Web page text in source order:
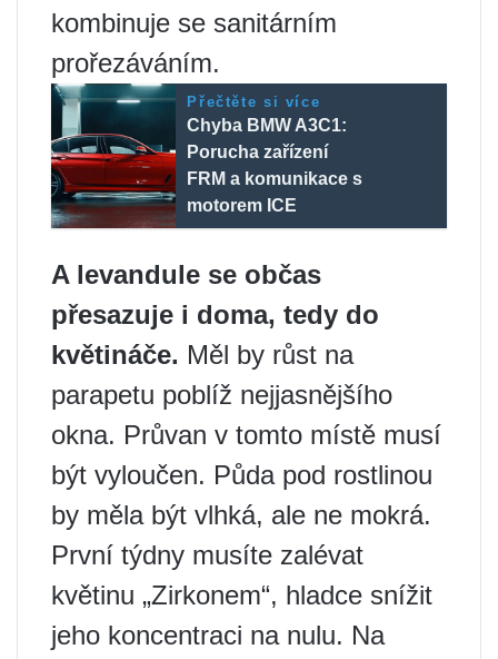
kombinuje se sanitárním
prořezáváním.
Přečtěte si více
Chyba BMW A3C1:
Porucha zařízení
FRM a komunikace s
motorem ICE
A levandule se občas
přesazuje i doma, tedy do
květináče. Měl by růst na
parapetu poblíž nejjasnějšího
okna. Průvan v tomto místě musí
být vyloučen. Půda pod rostlinou
by měla být vlhká, ale ne mokrá.
První týdny musíte zalévat
květinu „Zirkonem“, hladce snížit
jeho koncentraci na nulu. Na